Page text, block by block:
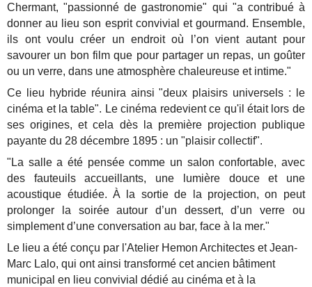
Chermant, "passionné de gastronomie" qui "a contribué à
donner au lieu son esprit convivial et gourmand. Ensemble,
ils ont voulu créer un endroit où l’on vient autant pour
savourer un bon film que pour partager un repas, un goûter
ou un verre, dans une atmosphère chaleureuse et intime."
Ce lieu hybride réunira ainsi "deux plaisirs universels : le
cinéma et la table". Le cinéma redevient ce qu'il était lors de
ses origines, et cela dès la première projection publique
payante du 28 décembre 1895 : un "plaisir collectif".
"La salle a été pensée comme un salon confortable, avec
des fauteuils accueillants, une lumière douce et une
acoustique étudiée. À la sortie de la projection, on peut
prolonger la soirée autour d’un dessert, d’un verre ou
simplement d’une conversation au bar, face à la mer."
Le lieu a été conçu par l'Atelier Hemon Architectes et Jean-
Marc Lalo, qui ont ainsi transformé cet ancien bâtiment
municipal en lieu convivial dédié au cinéma et à la